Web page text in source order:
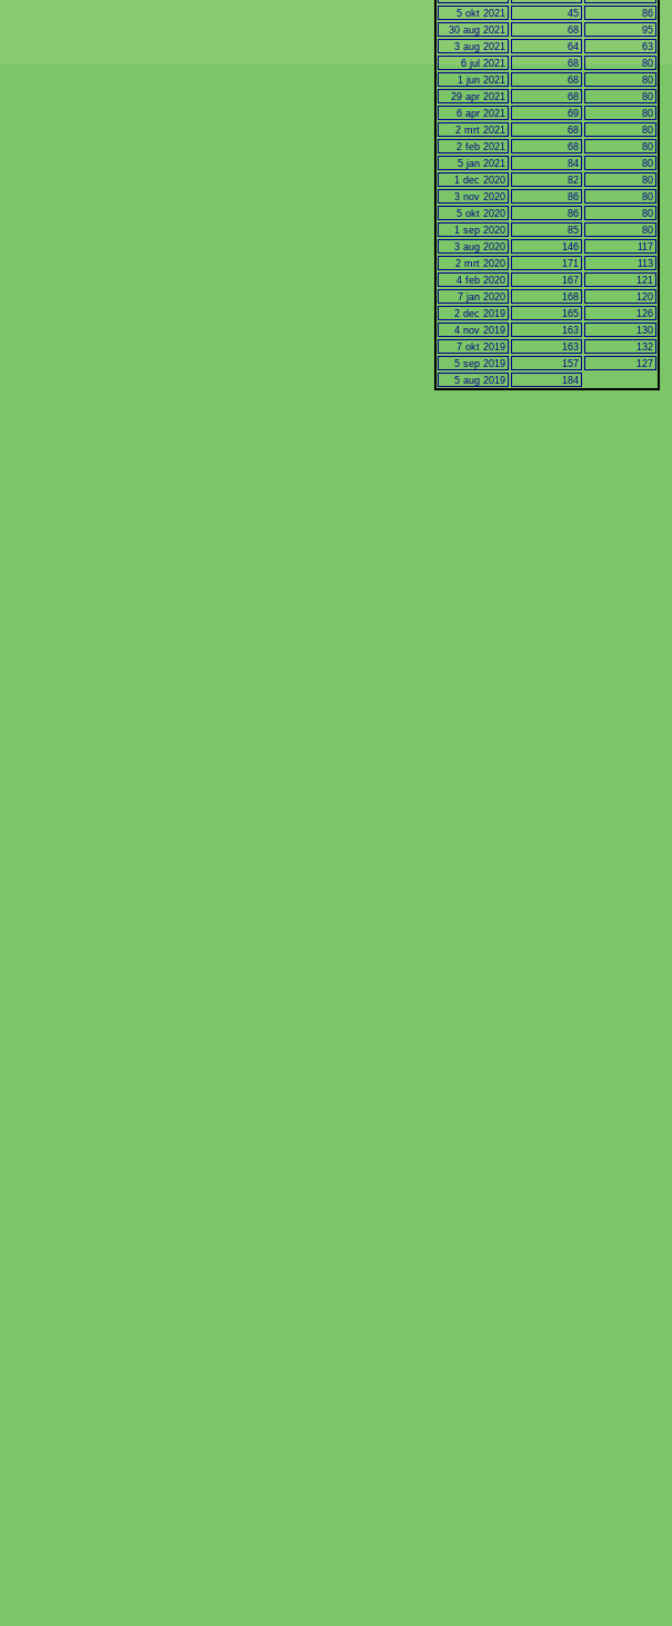
5 okt 2021
45
86
30 aug 2021
68
95
3 aug 2021
64
63
6 jul 2021
68
80
1 jun 2021
68
80
29 apr 2021
68
80
6 apr 2021
69
80
2 mrt 2021
68
80
2 feb 2021
68
80
5 jan 2021
84
80
1 dec 2020
82
80
3 nov 2020
86
80
5 okt 2020
86
80
1 sep 2020
85
80
3 aug 2020
146
117
2 mrt 2020
171
113
4 feb 2020
167
121
7 jan 2020
168
120
2 dec 2019
165
126
4 nov 2019
163
130
7 okt 2019
163
132
5 sep 2019
157
127
5 aug 2019
184